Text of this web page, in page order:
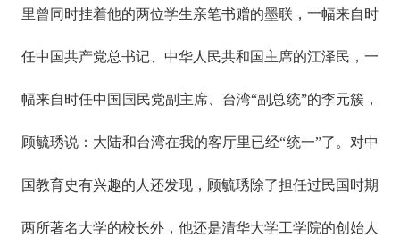
里曾同时挂着他的两位学生亲笔书赠的墨联，一幅来自时
任中国共产党总书记、中华人民共和国主席的江泽民，一
幅来自时任中国国民党副主席、台湾“副总统”的李元簇，
顾毓琇说：大陆和台湾在我的客厅里已经“统一”了。对中
国教育史有兴趣的人还发现，顾毓琇除了担任过民国时期
两所著名大学的校长外，他还是清华大学工学院的创始人